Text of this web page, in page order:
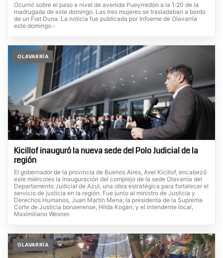
Ocurrió sobre el paso a nivel de avenida Pueyrredón a la 1:20 de la
madrugada de este domingo. Las tres mujeres se trasladaban a bordo
de un Fiat Duna. La noticia fue publicada por Infoeme de Olavarría
este domingo.-
OLAVARRÍA
Kicillof inauguró la nueva sede del Polo Judicial de la
región
El gobernador de la provincia de Buenos Aires, Axel Kicillof, encabezó
este miércoles la inauguración del complejo de la sede Olavarría del
Departamento Judicial de Azul, una obra estratégica para fortalecer el
servicio de justicia en la región. Fue junto al ministro de Justicia y
Derechos Humanos, Juan Martín Mena; la presidenta de la Suprema
Corte de Justicia bonaerense, Hilda Kogan; y el intendente local,
Maximiliano Wesner.
OLAVARRÍA